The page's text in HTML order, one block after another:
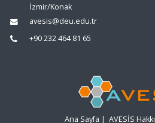
İzmir/Konak
avesis@deu.edu.tr
+90 232 464 81 65
Ana Sayfa | AVESİS